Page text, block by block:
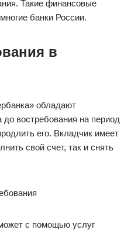
Такие финансовые
банки России.
в
обладают
востребования на период
его. Вкладчик имеет
свой счет, так и снять
с помощью услуг